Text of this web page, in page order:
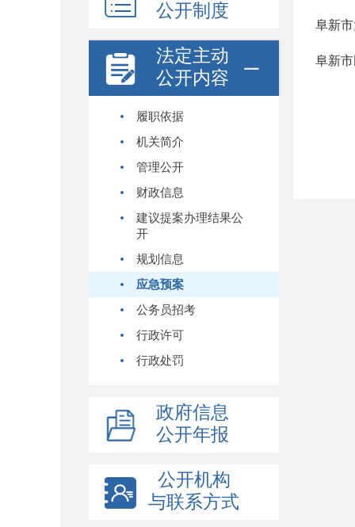
公开制度
法定主动
公开内容
履职依据
机关简介
管理公开
财政信息
建议提案办理结果公
开
规划信息
应急预案
公务员招考
行政许可
行政处罚
政府信息
公开年报
公开机构
与联系方式
阜新
阜新